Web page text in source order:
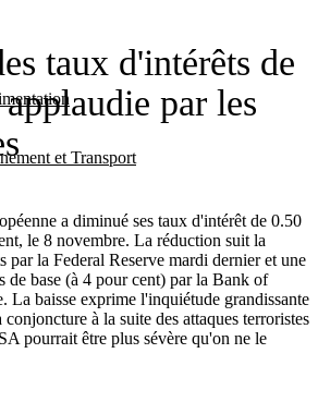
et Transport
taux d'intérêts de
par les
a diminué ses taux d'intérêt de 0.50
le 8 novembre. La réduction suit la
par la Federal Reserve mardi dernier et une
de base (à 4 pour cent) par la Bank of
La baisse exprime l'inquiétude grandissante
à la suite des attaques terroristes
pourrait être plus sévère qu'on ne le